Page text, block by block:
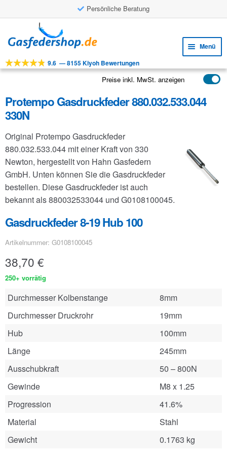
Persönliche Beratung
Navigation
springen
Inhalt
springen
Menü
Werkzeuge
Anwendungen
FAQ
9.6 —8155 Kiyoh Bewertungen
Preise inkl. MwSt. anzeigen
Protempo Gasdruckfeder 880.032.533.044
330N
Original Protempo Gasdruckfeder
880.032.533.044 mit einer Kraft von 330
Newton, hergestellt von Hahn Gasfedern
GmbH. Unten können Sie die Gasdruckfeder
bestellen. Diese Gasdruckfeder ist auch
bekannt als 880032533044 und G0108100045.
Gasdruckfeder 8-19 Hub 100
Artikelnummer: G0108100045
38,70 €
250+ vorrätig
Durchmesser Kolbenstange
8mm
Durchmesser Druckrohr
19mm
Hub
100mm
Länge
245mm
Ausschubkraft
50 – 800N
Gewinde
M8 x 1.25
Progression
41.6%
Material
Stahl
Gewicht
0.1763 kg